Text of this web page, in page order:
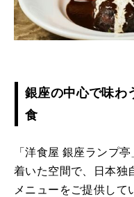
銀座の中心で味わ
食
「洋食屋 銀座ランプ
着いた空間で、日本独
メニューをご提供して